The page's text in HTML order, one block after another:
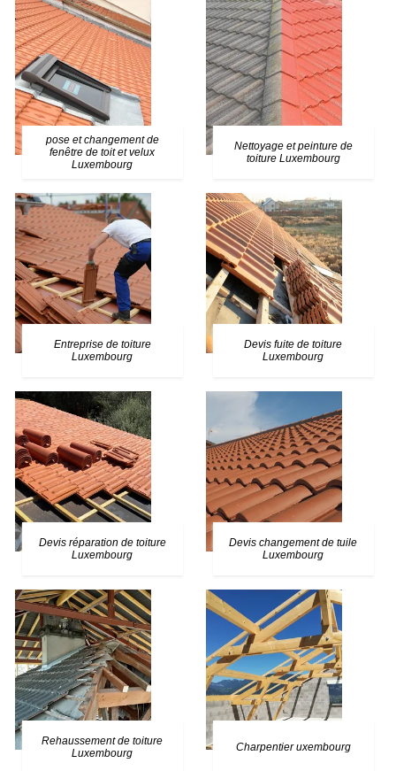
pose et changement de
fenêtre de toit et velux
Luxembourg
Nettoyage et peinture de
toiture Luxembourg
Entreprise de toiture
Luxembourg
Devis fuite de toiture
Luxembourg
Devis réparation de toiture
Luxembourg
Devis changement de tuile
Luxembourg
Rehaussement de toiture
Luxembourg
Charpentier uxembourg